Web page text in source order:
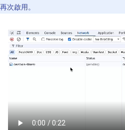
再次啟用。